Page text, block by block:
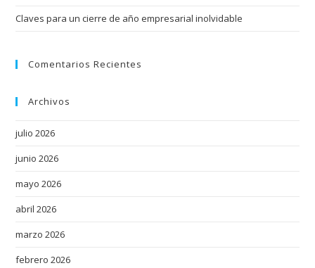
Claves para un cierre de año empresarial inolvidable
Comentarios Recientes
Archivos
julio 2026
junio 2026
mayo 2026
abril 2026
marzo 2026
febrero 2026